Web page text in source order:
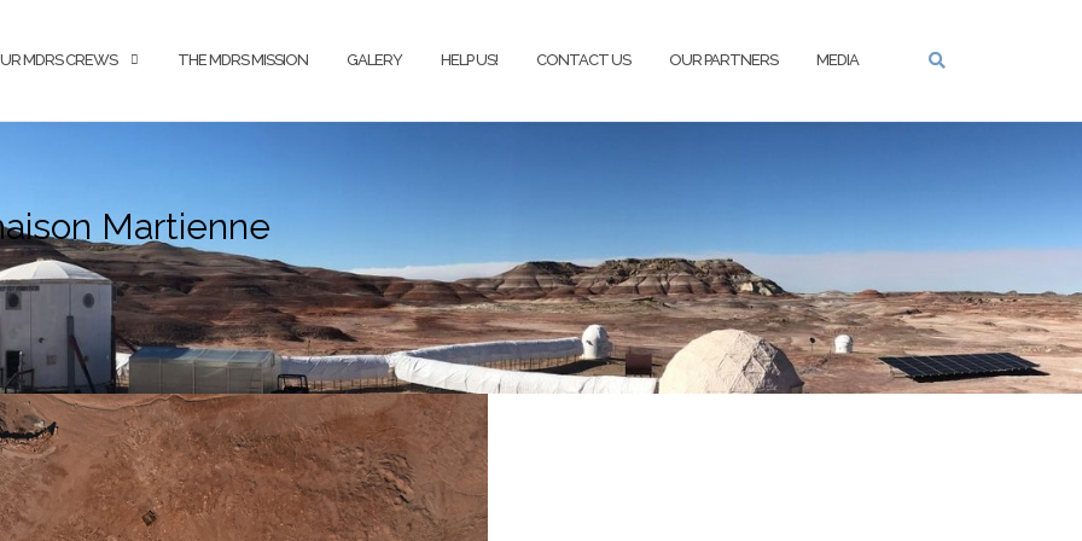
MDRS CREWS THE MDRS MISSION GALERY HELP US! CONTACT US OUR PARTNERS MEDIA
Martienne